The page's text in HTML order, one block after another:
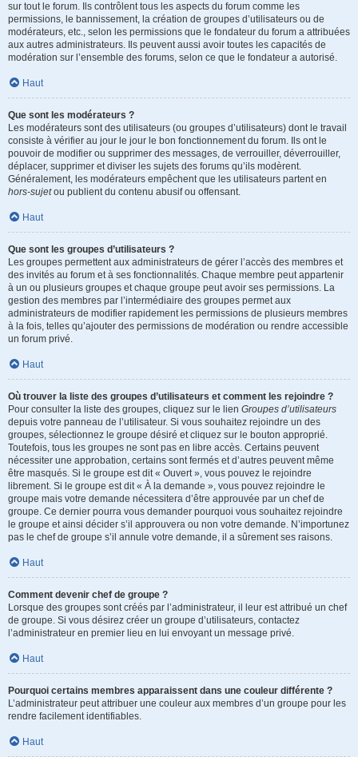
sur tout le forum. Ils contrôlent tous les aspects du forum comme les
permissions, le bannissement, la création de groupes d’utilisateurs ou de
modérateurs, etc., selon les permissions que le fondateur du forum a attribuées
aux autres administrateurs. Ils peuvent aussi avoir toutes les capacités de
modération sur l’ensemble des forums, selon ce que le fondateur a autorisé.
Haut
Que sont les modérateurs ?
Les modérateurs sont des utilisateurs (ou groupes d’utilisateurs) dont le travail
consiste à vérifier au jour le jour le bon fonctionnement du forum. Ils ont le
pouvoir de modifier ou supprimer des messages, de verrouiller, déverrouiller,
déplacer, supprimer et diviser les sujets des forums qu’ils modèrent.
Généralement, les modérateurs empêchent que les utilisateurs partent en
hors-sujetou publient du contenu abusif ou offensant.
Haut
Que sont les groupes d’utilisateurs ?
Les groupes permettent aux administrateurs de gérer l’accès des membres et
des invités au forum et à ses fonctionnalités. Chaque membre peut appartenir
à un ou plusieurs groupes et chaque groupe peut avoir ses permissions. La
gestion des membres par l’intermédiaire des groupes permet aux
administrateurs de modifier rapidement les permissions de plusieurs membres
à la fois, telles qu’ajouter des permissions de modération ou rendre accessible
un forum privé.
Haut
Où trouver la liste des groupes d’utilisateurs et comment les rejoindre ?
Pour consulter la liste des groupes, cliquez sur le lien Groupes d’utilisateurs
depuis votre panneau de l’utilisateur. Si vous souhaitez rejoindre un des
groupes, sélectionnez le groupe désiré et cliquez sur le bouton approprié.
Toutefois, tous les groupes ne sont pas en libre accès. Certains peuvent
nécessiter une approbation, certains sont fermés et d’autres peuvent même
être masqués. Si le groupe est dit « Ouvert », vous pouvez le rejoindre
librement. Si le groupe est dit « À la demande », vous pouvez rejoindre le
groupe mais votre demande nécessitera d’être approuvée par un chef de
groupe. Ce dernier pourra vous demander pourquoi vous souhaitez rejoindre
le groupe et ainsi décider s’il approuvera ou non votre demande. N’importunez
pas le chef de groupe s’il annule votre demande, il a sûrement ses raisons.
Haut
Comment devenir chef de groupe ?
Lorsque des groupes sont créés par l’administrateur, il leur est attribué un chef
de groupe. Si vous désirez créer un groupe d’utilisateurs, contactez
l’administrateur en premier lieu en lui envoyant un message privé.
Haut
Pourquoi certains membres apparaissent dans une couleur différente ?
L’administrateur peut attribuer une couleur aux membres d’un groupe pour les
rendre facilement identifiables.
Haut